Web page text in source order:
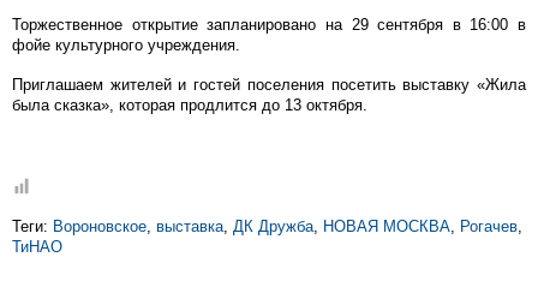
Торжественное открытие запланировано на 29 сентября в 16:00 в
фойе культурного учреждения.
Приглашаем жителей и гостей поселения посетить выставку «Жила
была сказка», которая продлится до 13 октября.
Теги: Вороновское выставка ДК Дружба НОВАЯ МОСКВА Рогачев
ТиНАО